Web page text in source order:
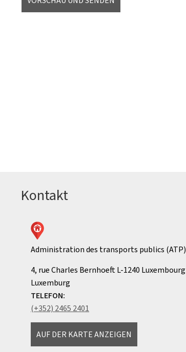
Kontakt
Administration des transports publics (ATP)
ADRESSE:
4, rue Charles BernhoeftL-1240 Luxembourg
Luxemburg
TELEFON:
(+352) 2465 2401
AUF DER KARTE ANZEIGEN